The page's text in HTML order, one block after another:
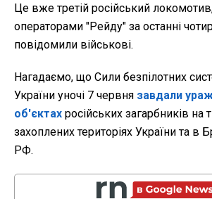
Це вже третій російський
операторами "Рейду" за останні
повідомили військові.
Нагадаємо, що Сили безпілотних
України уночі 7 червня завдали
об'єктах російських загарбників на
захоплених територіях України та в
РФ.